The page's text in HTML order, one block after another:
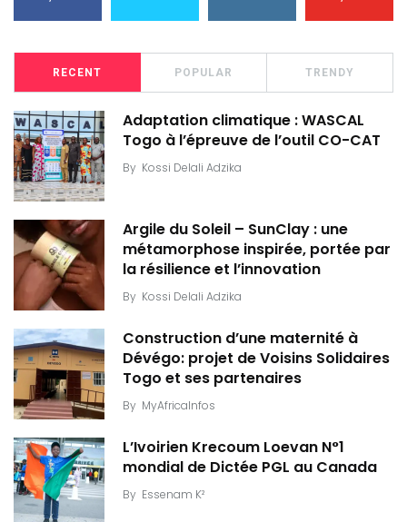
RECENT POPULAR TRENDY
Adaptation climatique : WASCAL
Togo à l’épreuve de l’outil CO-CAT
By Kossi Delali Adzika
Argile du Soleil – SunClay : une
métamorphose inspirée, portée par
la résilience et l’innovation
By Kossi Delali Adzika
Construction d’une maternité à
Dévégo: projet de Voisins Solidaires
Togo et ses partenaires
By MyAfricaInfos
L’Ivoirien Krecoum Loevan N°1
mondial de Dictée PGL au Canada
By Essenam K²